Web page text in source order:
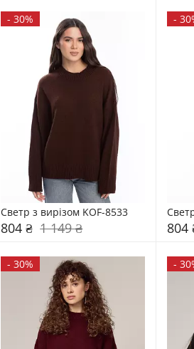
-30%
Светр з вирізом KOF-8533
804 ₴ 1 149 ₴
-
804
-30% -